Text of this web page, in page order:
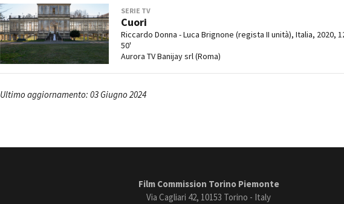
SERIE TV
Cuori
Riccardo Donna - Luca Brignone (regista II unità), Italia, 2020,
50'
Aurora TV Banijay srl (Roma)
Ultimo aggiornamento: 03 Giugno 2024
Film Commission Torino Piemonte
Via Cagliari 42, 10153 Torino - Italy